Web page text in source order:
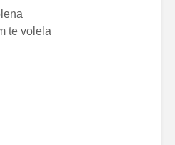
te volela